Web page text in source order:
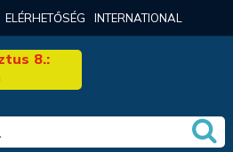
ELÉRHETŐSÉG INTERNATIONAL
8.: